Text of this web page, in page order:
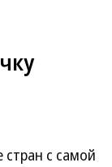
стран с самой